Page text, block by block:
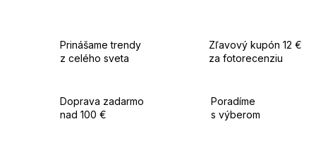
Prinášame trendy
z celého sveta
Zľavový kupón 12 €
za fotorecenziu
Doprava zadarmo
nad 100 €
Poradíme
s výberom